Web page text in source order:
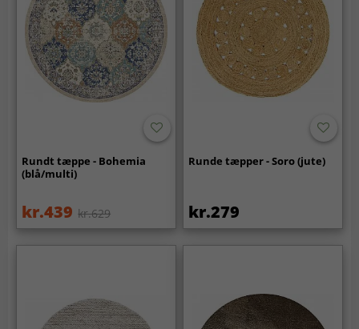
Rundt tæppe - Bohemia
(blå/multi)
kr.439 kr.629
Runde tæpper - Soro (jute)
kr.279